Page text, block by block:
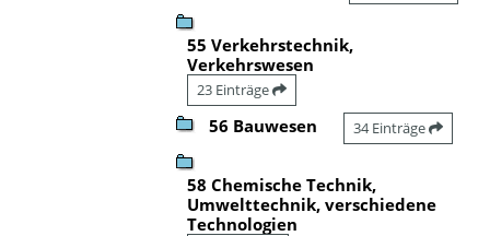
55 Verkehrstechnik,
Verkehrswesen
23 Einträge
56 Bauwesen 34 Einträge
58 Chemische Technik,
Umwelttechnik, verschiedene
Technologien